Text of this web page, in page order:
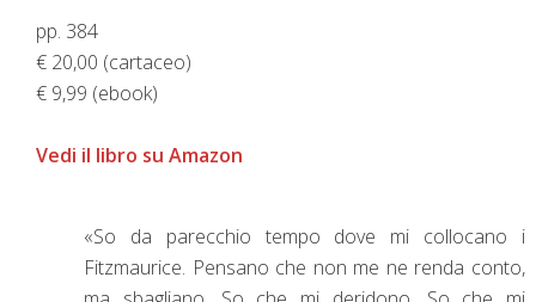
pp. 384
€ 20,00 (cartaceo)
€ 9,99 (ebook)
Vedi il libro su Amazon
«So da parecchio tempo dove mi collocano i
Fitzmaurice. Pensano che non me ne renda conto,